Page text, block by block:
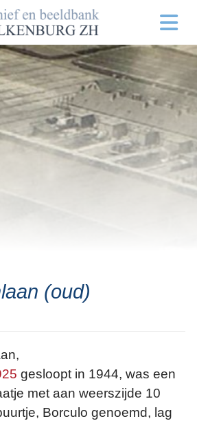
(oud)
gesloopt in 1944, was een
met aan weerszijde 10
Borculo genoemd, lag